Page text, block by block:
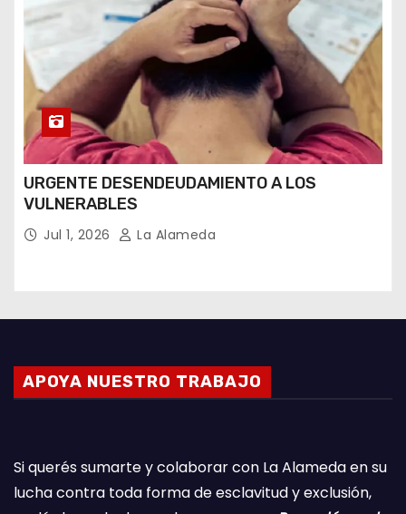
URGENTE DESENDEUDAMIENTO A LOS
VULNERABLES
Jul 1, 2026 La Alameda
APOYA NUESTRO TRABAJO
Si querés sumarte y colaborar con La Alameda en su
lucha contra toda forma de esclavitud y exclusión,